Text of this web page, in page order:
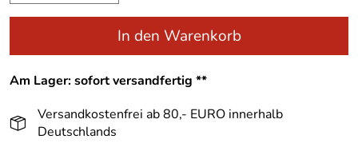
In den Warenkorb
Am Lager: sofort versandfertig **
Versandkostenfrei ab 80,- EURO innerhalb
Deutschlands